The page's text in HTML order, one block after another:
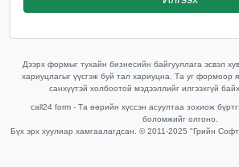
Дээрх формыг тухайн бизнесийн байгууллага эсвэл
хариуцлагыг үүсгэж буй тал хариуцна. Та уг формоор
санхүүтэй холбоотой мэдээллийг илгээхгүй
call24 form - Та өөрийн хүссэн асуултаа зохиож
боломжийг олгоно.
Бүх эрх хуулиар хамгаалагдсан. © 2011-2025 "Грийн